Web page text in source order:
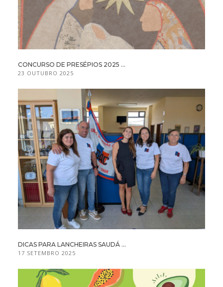
CONCURSO DE PRESÉPIOS 2025 ...
23 OUTUBRO 2025
DICAS PARA LANCHEIRAS SAUDÁ ...
17 SETEMBRO 2025